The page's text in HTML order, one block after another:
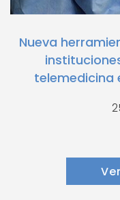
Nueva
telemedicina